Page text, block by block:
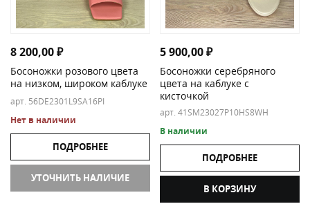
8 200,00₽
Босоножки розового цвета
на низком, широком каблуке
арт. 56DE2301L9SA16PI
Нет в наличии
ПОДРОБНЕЕ
УТОЧНИТЬ НАЛИЧИЕ
5 900,00₽
Босоножки серебряного
цвета на каблуке с
кисточкой
арт. 41SM23027P10HS8WH
В наличии
ПОДРОБНЕЕ
В КОРЗИНУ